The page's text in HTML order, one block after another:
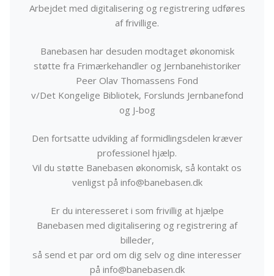
Arbejdet med digitalisering og registrering udføres
af frivillige.
Banebasen har desuden modtaget økonomisk
støtte fra Frimærkehandler og Jernbanehistoriker
Peer Olav Thomassens Fond
v/Det Kongelige Bibliotek, Forslunds Jernbanefond
og J-bog
Den fortsatte udvikling af formidlingsdelen kræver
professionel hjælp.
Vil du støtte Banebasen økonomisk, så kontakt os
venligst på info@banebasen.dk
Er du interesseret i som frivillig at hjælpe
Banebasen med digitalisering og registrering af
billeder,
så send et par ord om dig selv og dine interesser
på info@banebasen.dk